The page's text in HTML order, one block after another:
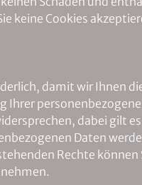
keine Cookies
damit wir Ihnen
Ihrer
dabei gilt
Daten
Rechte